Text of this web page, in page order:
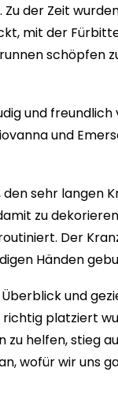
der Zeit
mit der
schöpfen
und freundlich
und
sehr langen
zu
Der
Händen
und
richtig platziert
zu helfen, stieg
wofür wir uns